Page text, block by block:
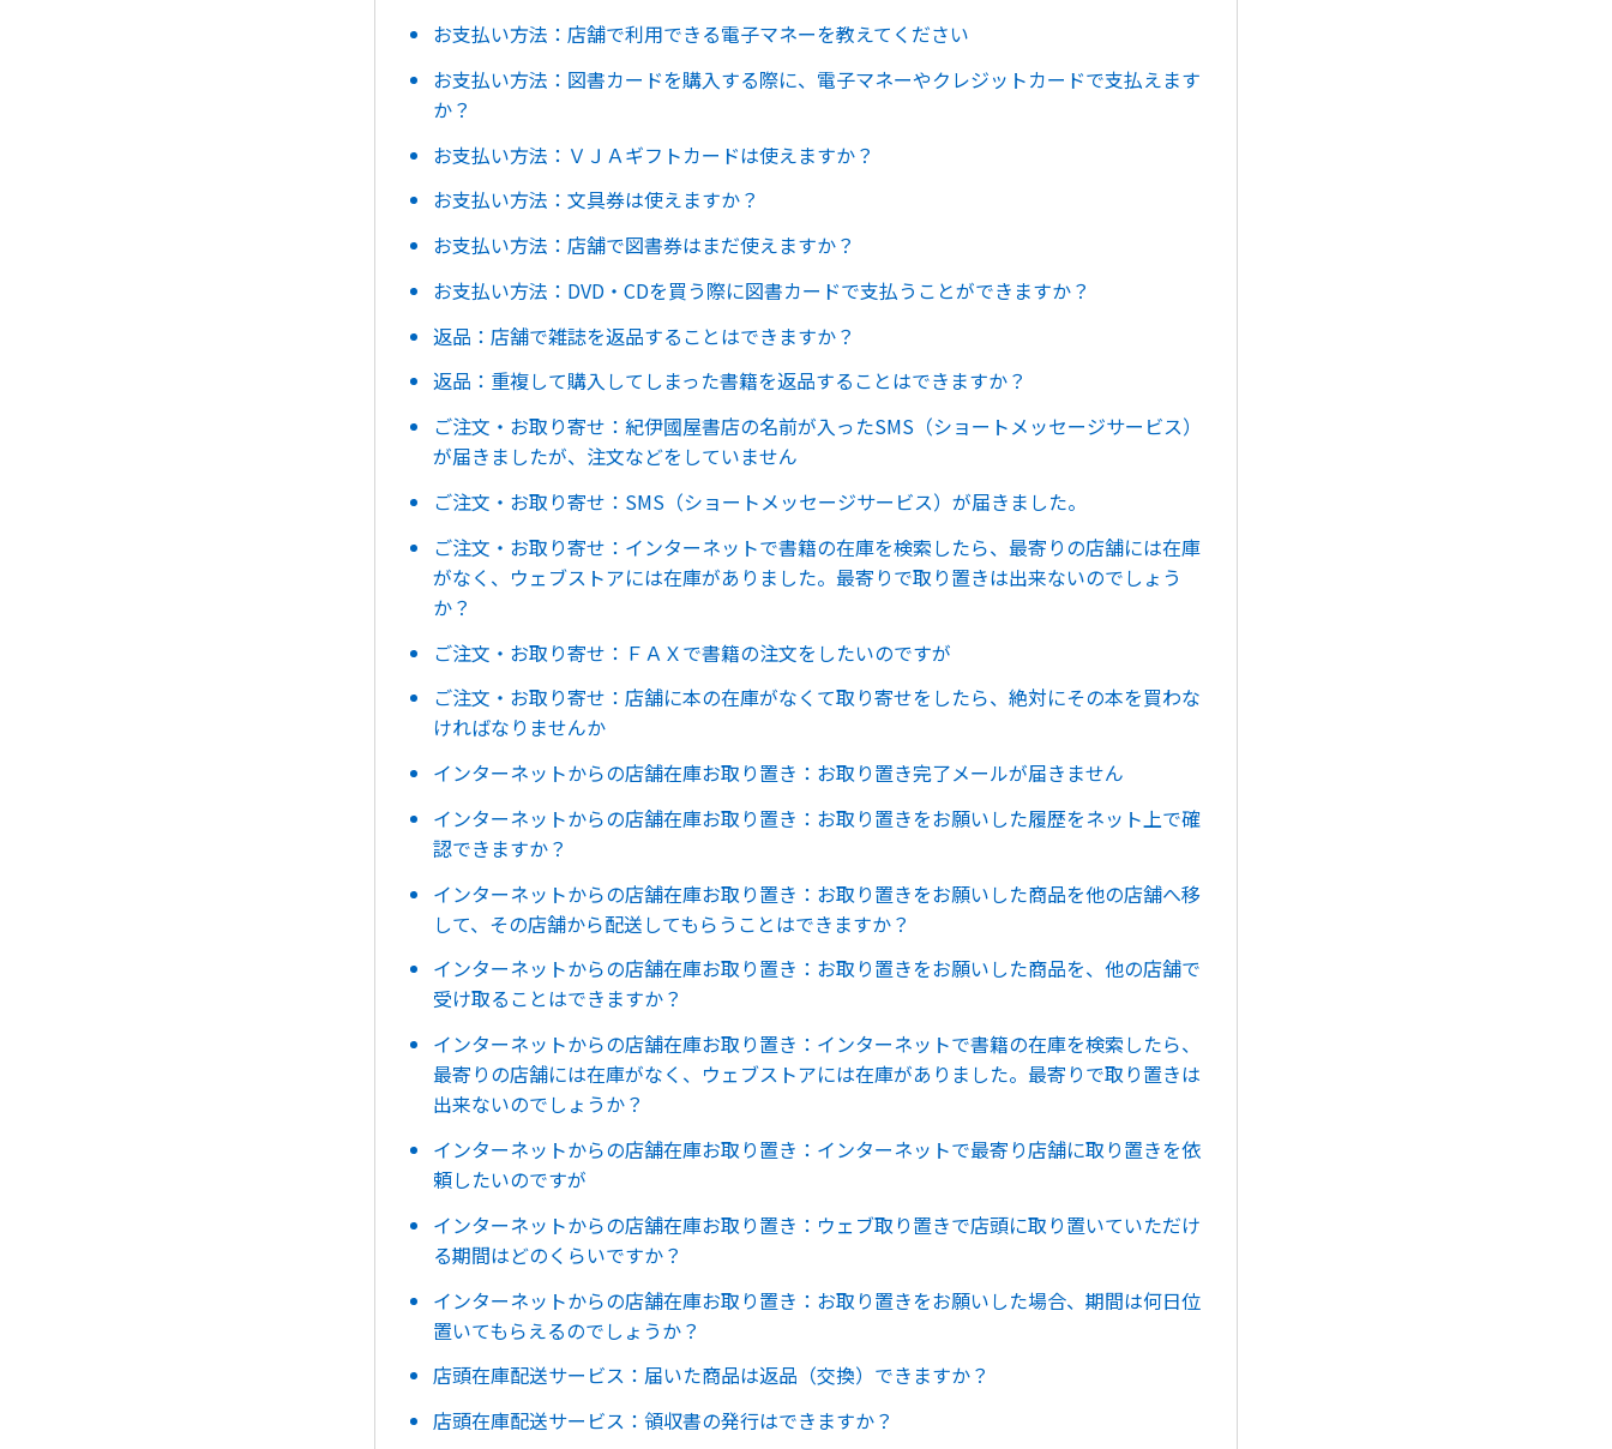
お支払い方法：店舗で利用できる電子マネーを教えてください
お支払い方法：図書カードを購入する際に、電子マネーやクレジットカードで支払えます
か？
お支払い方法：ＶＪＡギフトカードは使えますか？
お支払い方法：文具券は使えますか？
お支払い方法：店舗で図書券はまだ使えますか？
お支払い方法：DVD・CDを買う際に図書カードで支払うことができますか？
返品：店舗で雑誌を返品することはできますか？
返品：重複して購入してしまった書籍を返品することはできますか？
ご注文・お取り寄せ：紀伊國屋書店の名前が入ったSMS（ショートメッセージサービス）
が届きましたが、注文などをしていません
ご注文・お取り寄せ：SMS（ショートメッセージサービス）が届きました。
ご注文・お取り寄せ：インターネットで書籍の在庫を検索したら、最寄りの店舗には在庫
がなく、ウェブストアには在庫がありました。最寄りで取り置きは出来ないのでしょう
か？
ご注文・お取り寄せ：ＦＡＸで書籍の注文をしたいのですが
ご注文・お取り寄せ：店舗に本の在庫がなくて取り寄せをしたら、絶対にその本を買わな
ければなりませんか
インターネットからの店舗在庫お取り置き：お取り置き完了メールが届きません
インターネットからの店舗在庫お取り置き：お取り置きをお願いした履歴をネット上で確
認できますか？
インターネットからの店舗在庫お取り置き：お取り置きをお願いした商品を他の店舗へ移
して、その店舗から配送してもらうことはできますか？
インターネットからの店舗在庫お取り置き：お取り置きをお願いした商品を、他の店舗で
受け取ることはできますか？
インターネットからの店舗在庫お取り置き：インターネットで書籍の在庫を検索したら、
最寄りの店舗には在庫がなく、ウェブストアには在庫がありました。最寄りで取り置きは
出来ないのでしょうか？
インターネットからの店舗在庫お取り置き：インターネットで最寄り店舗に取り置きを依
頼したいのですが
インターネットからの店舗在庫お取り置き：ウェブ取り置きで店頭に取り置いていただけ
る期間はどのくらいですか？
インターネットからの店舗在庫お取り置き：お取り置きをお願いした場合、期間は何日位
置いてもらえるのでしょうか？
店頭在庫配送サービス：届いた商品は返品（交換）できますか？
店頭在庫配送サービス：領収書の発行はできますか？